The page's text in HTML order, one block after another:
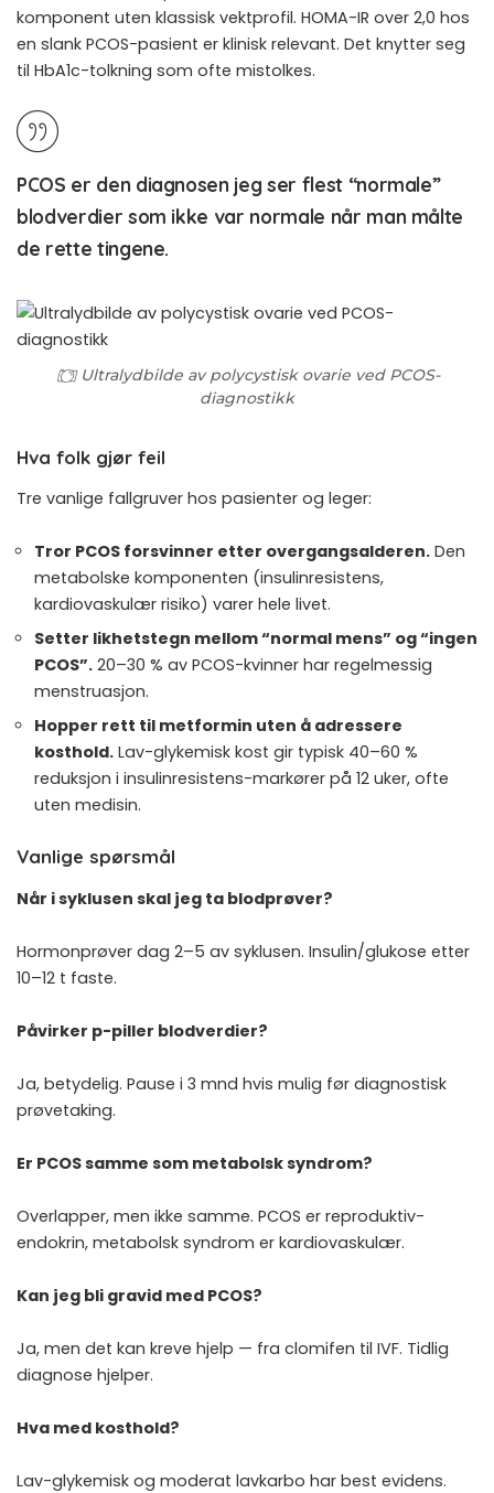
komponent uten klassisk vektprofil. HOMA-IR over 2,0 hos
en slank PCOS-pasient er klinisk relevant. Det knytter seg
til HbA1c-tolkning som ofte mistolkes.
PCOS er den diagnosen jeg ser flest “normale”
blodverdier som ikke var normale når man målte
de rette tingene.
Ultralydbilde av polycystisk ovarie ved PCOS-
diagnostikk
Hva folk gjør feil
Tre vanlige fallgruver hos pasienter og leger:
Tror PCOS forsvinner etter overgangsalderen. Den
metabolske komponenten (insulinresistens,
kardiovaskulær risiko) varer hele livet.
Setter likhetstegn mellom “normal mens” og “ingen
PCOS”. 20–30 % av PCOS-kvinner har regelmessig
menstruasjon.
Hopper rett til metformin uten å adressere
kosthold. Lav-glykemisk kost gir typisk 40–60 %
reduksjon i insulinresistens-markører på 12 uker, ofte
uten medisin.
Vanlige spørsmål
Når i syklusen skal jeg ta blodprøver?
Hormonprøver dag 2–5 av syklusen. Insulin/glukose etter
10–12 t faste.
Påvirker p-piller blodverdier?
Ja, betydelig. Pause i 3 mnd hvis mulig før diagnostisk
prøvetaking.
Er PCOS samme som metabolsk syndrom?
Overlapper, men ikke samme. PCOS er reproduktiv-
endokrin, metabolsk syndrom er kardiovaskulær.
Kan jeg bli gravid med PCOS?
Ja, men det kan kreve hjelp — fra clomifen til IVF. Tidlig
diagnose hjelper.
Hva med kosthold?
Lav-glykemisk og moderat lavkarbo har best evidens.